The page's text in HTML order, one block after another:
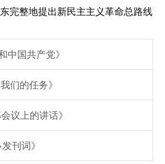
完整地提出新民主主义革命总路线
中国共产党》
们的任务》
议上的讲话》
刊词》